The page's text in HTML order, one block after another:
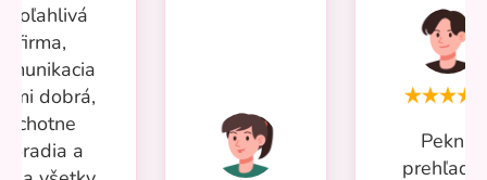
firma,
dobrá,
ochotne
poradia a
Pekná